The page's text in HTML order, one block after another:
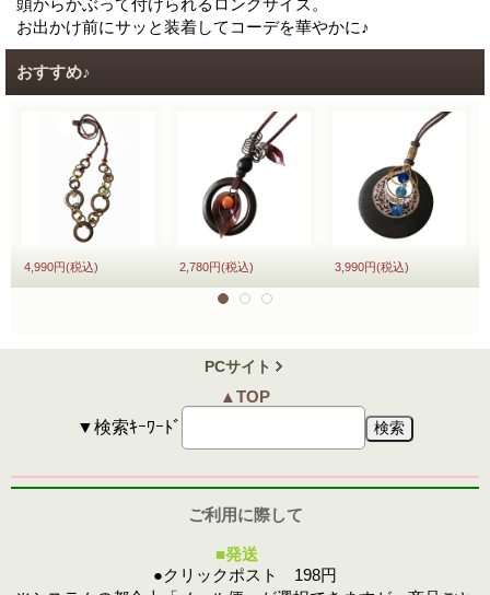
お出かけ前にサッと装着してコーデを華やかに♪
おすすめ♪
4,990円(税込) 2,780円(税込) 3,990円(税込)
PCサイト
▲TOP
▼検索ｷｰﾜｰﾄﾞ
ご利用に際して
■発送
●クリックポスト 198円